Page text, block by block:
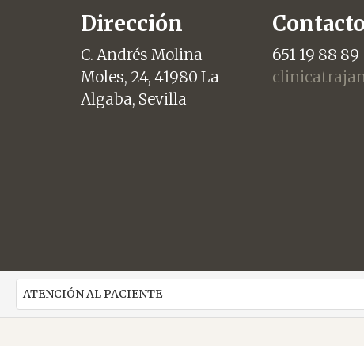
entradas
Dirección
C. Andrés Molina
Moles, 24, 41980 La
Algaba, Sevilla
651 19 88 89
ATENCIÓN AL PACIENTE